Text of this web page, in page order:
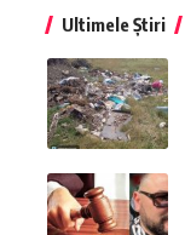
Ultimele Știri